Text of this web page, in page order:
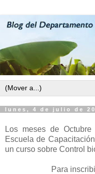
lunes, 4 de julio de
Los meses de
Escuela de
un curso sobre Control
Para